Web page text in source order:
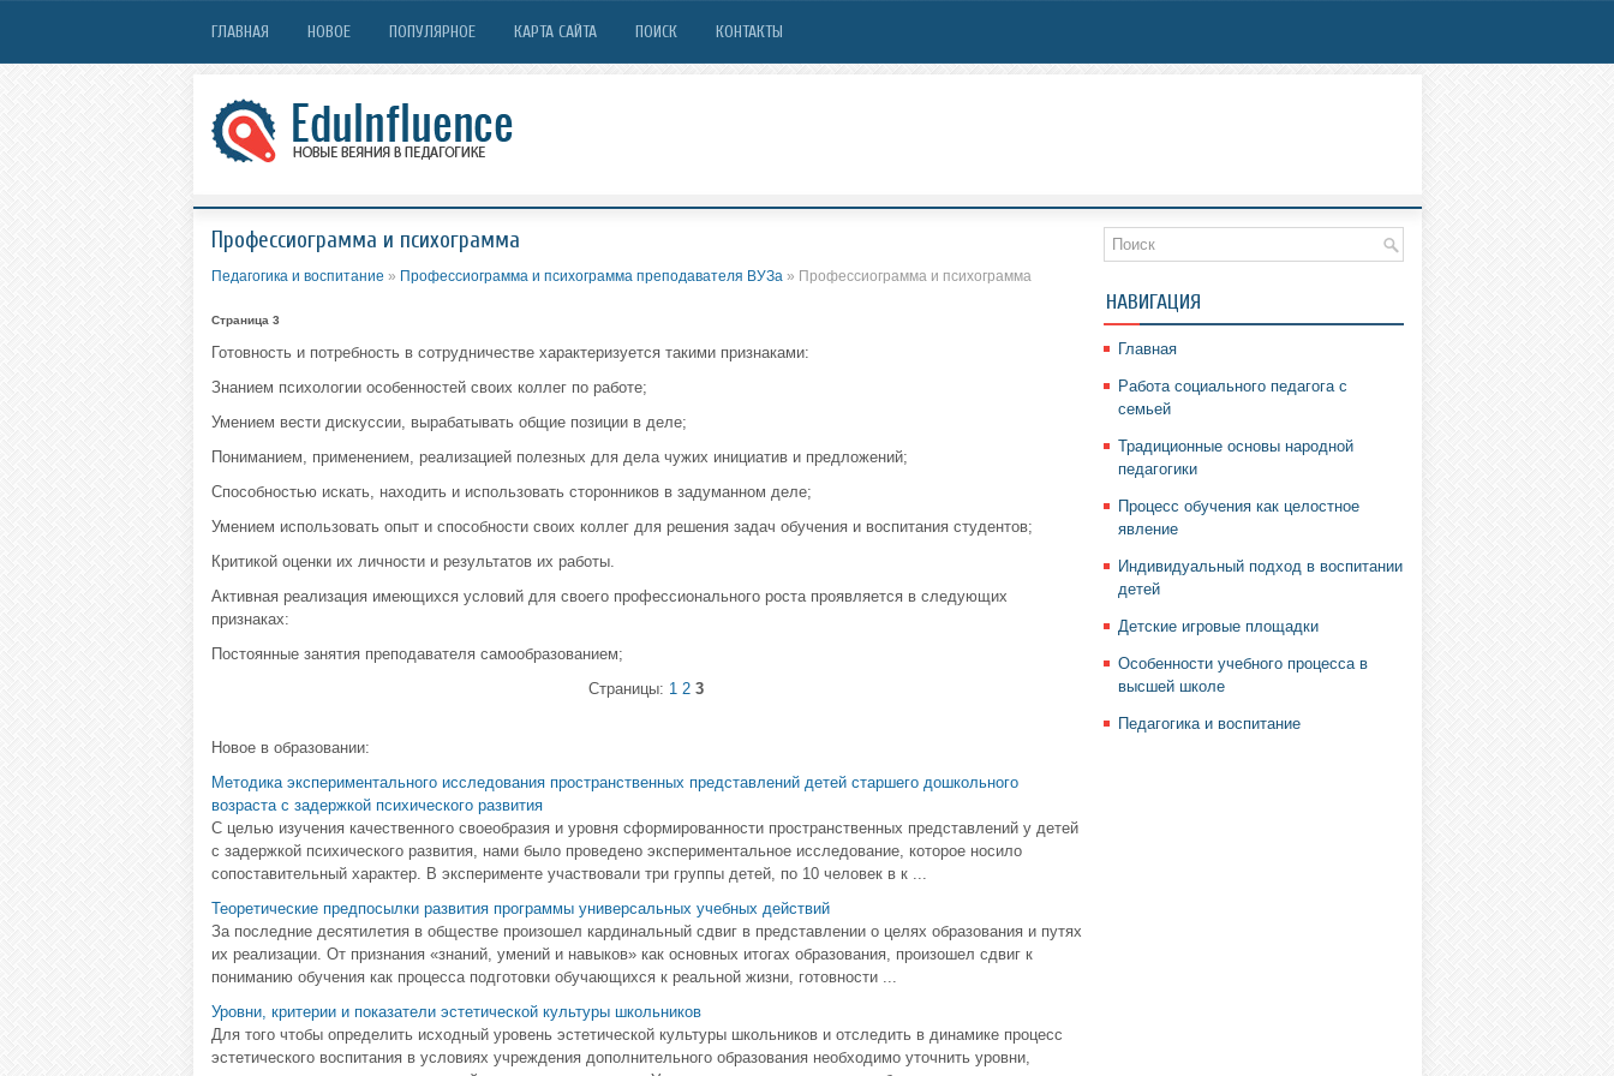
ГЛАВНАЯ НОВОЕ ПОПУЛЯРНОЕ КАРТА САЙТА ПОИСК КОНТАКТЫ
Профессиограмма и психограмма
Педагогика и воспитание » Профессиограмма и психограмма преподавателя ВУЗа» Профессиограмма и психограмма
Страница 3
Готовность и потребность в сотрудничестве характеризуется такими признаками:
Знанием психологии особенностей своих коллег по работе;
Умением вести дискуссии, вырабатывать общие позиции в деле;
Пониманием, применением, реализацией полезных для дела чужих инициатив и предложений;
Способностью искать, находить и использовать сторонников в задуманном деле;
Умением использовать опыт и способности своих коллег для решения задач обучения и воспитания студентов;
Критикой оценки их личности и результатов их работы.
Активная реализация имеющихся условий для своего профессионального роста проявляется в следующих
признаках:
Постоянные занятия преподавателя самообразованием;
Страницы: 1 2 3
Новое в образовании:
Методика экспериментального исследования пространственных представлений детей старшего дошкольного
возраста с задержкой психического развития
С целью изучения качественного своеобразия и уровня сформированности пространственных представлений у детей
с задержкой психического развития, нами было проведено экспериментальное исследование, которое носило
сопоставительный характер. В эксперименте участвовали три группы детей, по 10 человек в к ...
Теоретические предпосылки развития программы универсальных учебных действий
За последние десятилетия в обществе произошел кардинальный сдвиг в представлении о целях образования и путях
их реализации. От признания «знаний, умений и навыков» как основных итогах образования, произошел сдвиг к
пониманию обучения как процесса подготовки обучающихся к реальной жизни, готовности ...
Уровни, критерии и показатели эстетической культуры школьников
Для того чтобы определить исходный уровень эстетической культуры школьников и отследить в динамике процесс
эстетического воспитания в условиях учреждения дополнительного образования необходимо уточнить уровни,
НАВИГАЦИЯ
Главная
Работа социального педагога с
семьей
Традиционные основы народной
педагогики
Процесс обучения как целостное
явление
Индивидуальный подход в воспитании
детей
Детские игровые площадки
Особенности учебного процесса в
высшей школе
Педагогика и воспитание